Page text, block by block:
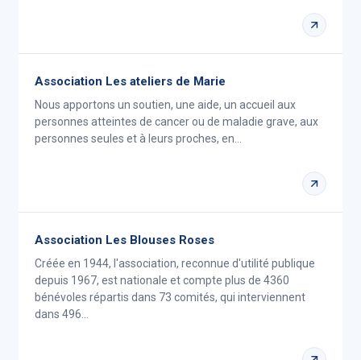
Association Les ateliers de Marie
Nous apportons un soutien, une aide, un accueil aux
personnes atteintes de cancer ou de maladie grave, aux
personnes seules et à leurs proches, en…
Association Les Blouses Roses
Créée en 1944, l'association, reconnue d'utilité publique
depuis 1967, est nationale et compte plus de 4360
bénévoles répartis dans 73 comités, qui interviennent
dans 496…